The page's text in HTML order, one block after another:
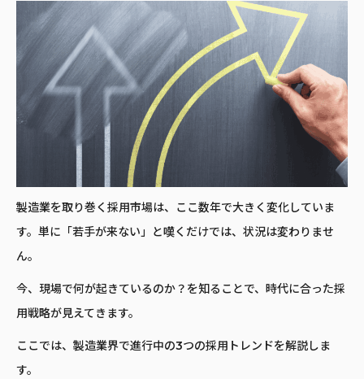
製造業を取り巻く採用市場は、ここ数年で大きく変化していま
す。単に「若手が来ない」と嘆くだけでは、状況は変わりませ
ん。
今、現場で何が起きているのか？を知ることで、時代に合った採
用戦略が見えてきます。
ここでは、製造業界で進行中の3つの採用トレンドを解説しま
す。